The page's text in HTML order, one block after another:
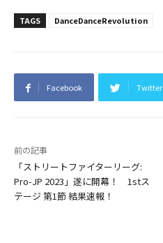
TAGS DanceDanceRevolution
Facebook Twitter
前の記事
「ストリートファイターリーグ:
Pro-JP 2023」遂に開幕！ 1stス
テージ 第1節 結果速報！